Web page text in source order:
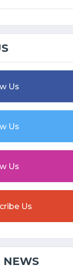
Us
Us
Us
Us
NEWS